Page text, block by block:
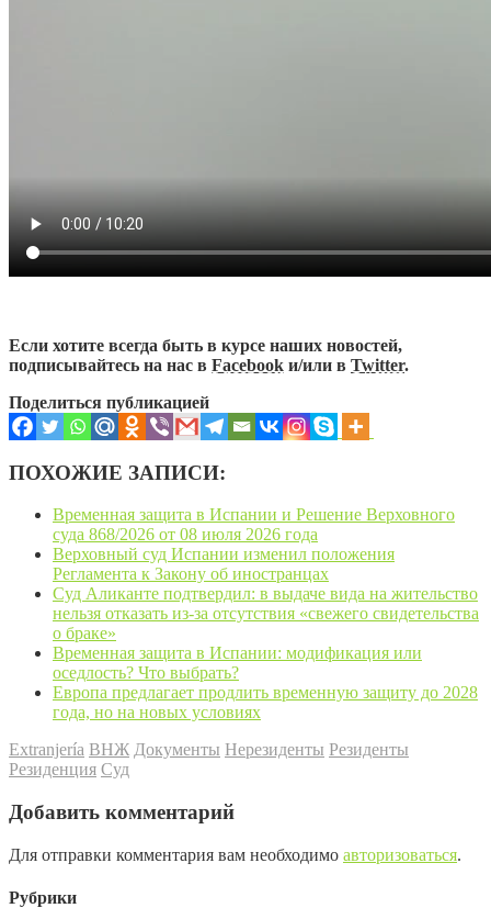
Если хотите всегда быть в курсе наших новостей,
подписывайтесь на нас в Facebook и/или в Twitter.
Поделиться публикацией
ПОХОЖИЕ ЗАПИСИ:
Временная защита в Испании и Решение Верховного
суда 868/2026 от 08 июля 2026 года
Верховный суд Испании изменил положения
Регламента к Закону об иностранцах
Суд Аликанте подтвердил: в выдаче вида на жительство
нельзя отказать из-за отсутствия «свежего свидетельства
о браке»
Временная защита в Испании: модификация или
оседлость? Что выбрать?
Европа предлагает продлить временную защиту до 2028
года, но на новых условиях
Extranjería ВНЖ Документы Нерезиденты Резиденты
Резиденция Суд
Добавить комментарий
Для отправки комментария вам необходимо авторизоваться.
Рубрики